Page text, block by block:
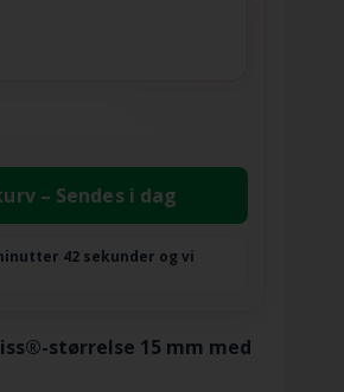
– Sendes i dag
41 sekunder og vi
størrelse 15 mm med